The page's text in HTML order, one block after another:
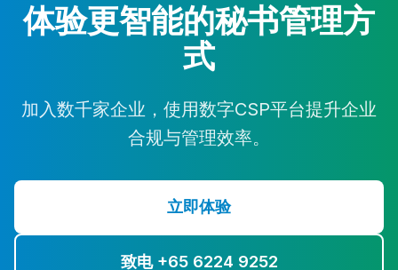
体验更智能的秘书管理方
式
加入数千家企业，使用数字CSP平台提升企业
合规与管理效率。
立即体验
致电 +65 6224 9252